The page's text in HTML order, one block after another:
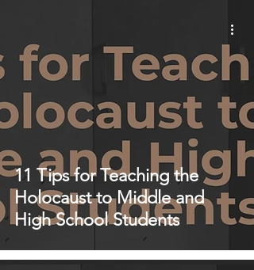
11 Tips for Teaching the
Holocaust to Middle and
High School Students